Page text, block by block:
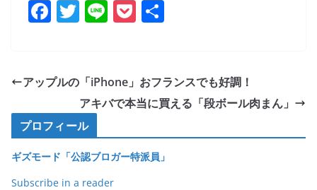
F
e
o
o
k
T
er
Li P
et
アップルの「iPhone」おフランスでも好調！
アキバで本当に買える「段ボール肉まん」
プロフィール
ギズモード「公認ブロガー特派員」
Subscribe in a reader